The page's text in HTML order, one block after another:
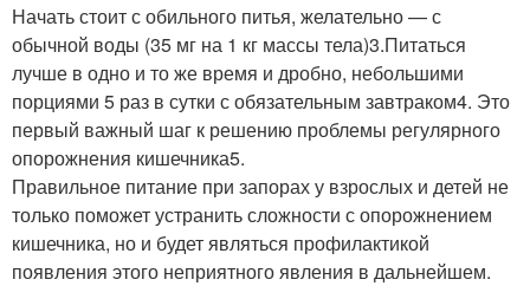
Начать стоит с обильного питья, желательно — с
обычной воды (35 мг на 1 кг массы тела)3.Питаться
лучше в одно и то же время и дробно, небольшими
порциями 5 раз в сутки с обязательным завтраком4. Это
первый важный шаг к решению проблемы регулярного
опорожнения кишечника5.
Правильное питание при запорах у взрослых и детей не
только поможет устранить сложности с опорожнением
кишечника, но и будет являться профилактикой
появления этого неприятного явления в дальнейшем.